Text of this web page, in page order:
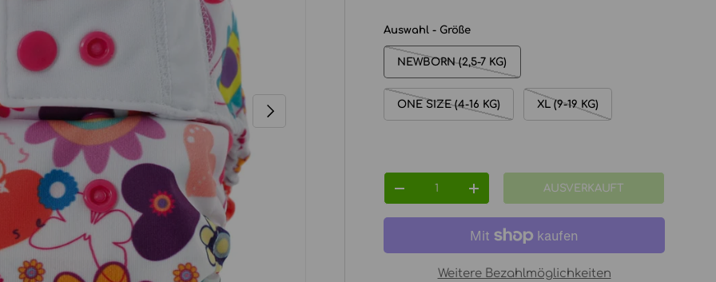
NÄCHSTE
Auswahl - Größe
NEWBORN (2,5-7 KG)
ONE SIZE (4-16 KG) XL (9-19 KG)
MENGE VERRINGERNMENGE ERHÖHENAUSVERKAUFT
Weitere Bezahlmöglichkeiten